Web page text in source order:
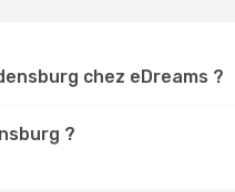
chez eDreams ?
?